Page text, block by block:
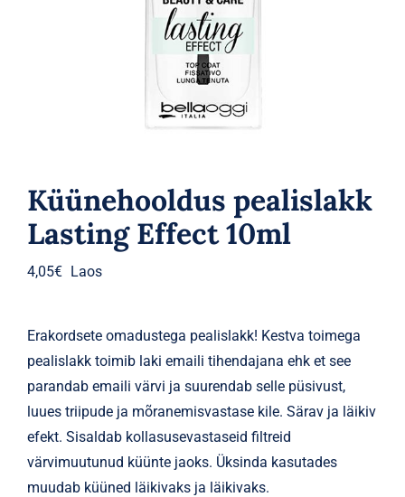
Küünehooldus pealislakk
Lasting Effect 10ml
4,05€ Laos
Erakordsete omadustega pealislakk! Kestva toimega
pealislakk toimib laki emaili tihendajana ehk et see
parandab emaili värvi ja suurendab selle püsivust,
luues triipude ja mõranemisvastase kile. Särav ja läikiv
efekt. Sisaldab kollasusevastaseid filtreid
värvimuutunud küünte jaoks. Üksinda kasutades
muudab küüned läikivaks ja läikivaks.